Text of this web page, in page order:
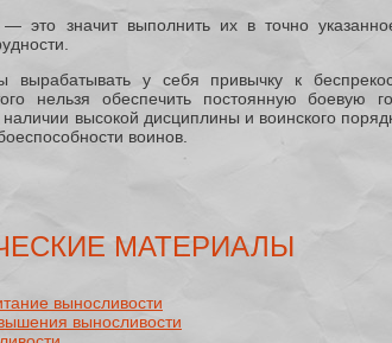
это значит выполнить их в точно
у себя привычку к
нельзя обеспечить постоянную боевую
высокой дисциплины и воинского
воинов.
МАТЕРИАЛЫ
выносливости
выносливости